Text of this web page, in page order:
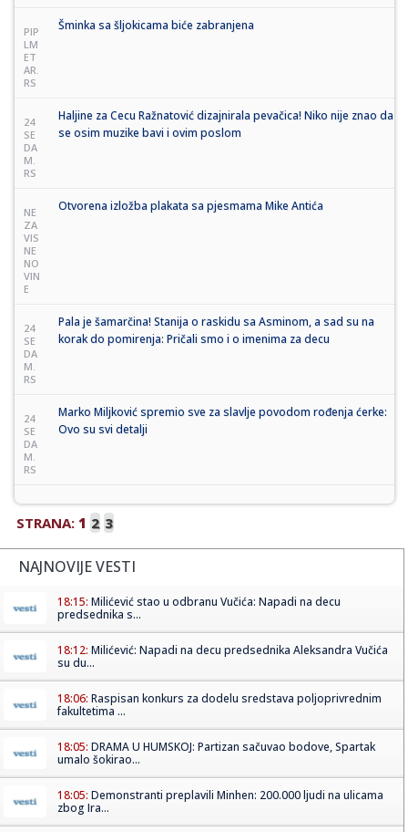
PIP
LM
ET
AR.
RS
Šminka sa šljokicama biće zabranjena
24
SE
DA
M.
RS
Haljine za Cecu Ražnatović dizajnirala pevačica! Niko nije znao da
se osim muzike bavi i ovim poslom
NE
ZA
VIS
NE
NO
VIN
E
Otvorena izložba plakata sa pjesmama Mike Antića
24
SE
DA
M.
RS
Pala je šamarčina! Stanija o raskidu sa Asminom, a sad su na
korak do pomirenja: Pričali smo i o imenima za decu
24
SE
DA
M.
RS
Marko Miljković spremio sve za slavlje povodom rođenja ćerke:
Ovo su svi detalji
STRANA: 1 2 3
NAJNOVIJE VESTI
18:15: Milićević stao u odbranu Vučića: Napadi na decu
predsednika s...
18:12: Milićević: Napadi na decu predsednika Aleksandra Vučića
su du...
18:06: Raspisan konkurs za dodelu sredstava poljoprivrednim
fakultetima ...
18:05: DRAMA U HUMSKOJ: Partizan sačuvao bodove, Spartak
umalo šokirao...
18:05: Demonstranti preplavili Minhen: 200.000 ljudi na ulicama
zbog Ira...